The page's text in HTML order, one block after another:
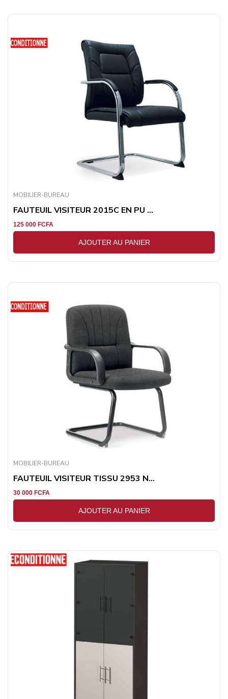
MOBILIER-BUREAU
FAUTEUIL VISITEUR 2015C EN PU ...
125 000 FCFA
AJOUTER AU PANIER
MOBILIER-BUREAU
FAUTEUIL VISITEUR TISSU 2953 N...
30 000 FCFA
AJOUTER AU PANIER